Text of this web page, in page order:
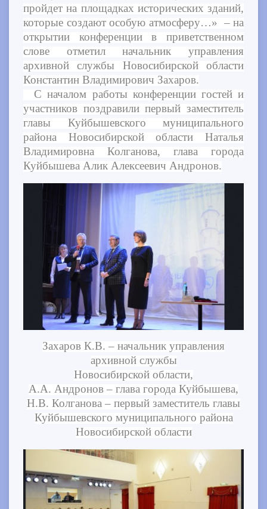
пройдет на площадках исторических зданий,
которые создают особую атмосферу…» – на
открытии конференции в приветственном
слове отметил начальник управления
архивной службы Новосибирской области
Константин Владимирович Захаров.
С началом работы конференции гостей и
участников поздравили первый заместитель
главы Куйбышевского муниципального
района Новосибирской области Наталья
Владимировна Колганова, глава города
Куйбышева Алик Алексеевич Андронов.
Захаров К.В. – начальник управления
архивной службы
Новосибирской области,
А.А. Андронов – глава города Куйбышева,
Н.В. Колганова – первый заместитель главы
Куйбышевского муниципального района
Новосибирской области